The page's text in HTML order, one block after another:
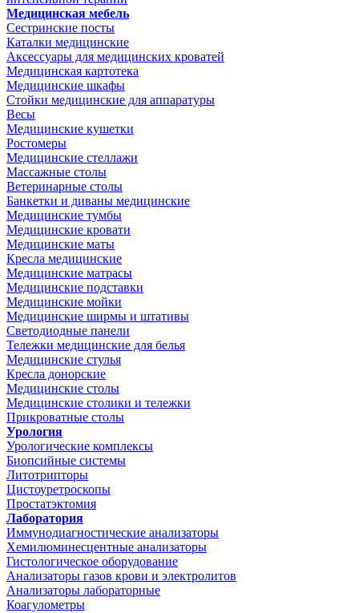
Медицинская мебель
Сестринские посты
Каталки медицинские
Аксессуары для медицинских кроватей
Медицинская картотека
Медицинские шкафы
Стойки медицинские для аппаратуры
Весы
Медицинские кушетки
Ростомеры
Медицинские стеллажи
Массажные столы
Ветеринарные столы
Банкетки и диваны медицинские
Медицинские тумбы
Медицинские кровати
Медицинские маты
Кресла медицинские
Медицинские матрасы
Медицинские подставки
Медицинские мойки
Медицинские ширмы и штативы
Светодиодные панели
Тележки медицинские для белья
Медицинские стулья
Кресла донорские
Медицинские столы
Медицинские столики и тележки
Прикроватные столы
Урология
Урологические комплексы
Биопсийные системы
Литотрипторы
Цистоуретроскопы
Простатэктомия
Лаборатория
Иммунодиагностические анализаторы
Хемилюминесцентные анализаторы
Гистологическое оборудование
Анализаторы газов крови и электролитов
Анализаторы лабораторные
Коагулометры